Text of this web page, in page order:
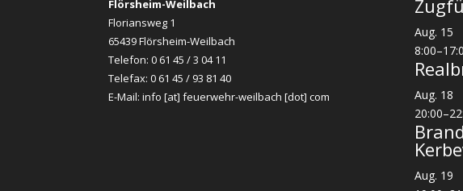
Flörsheim-Weilbach
Floriansweg 1
65439 Flörsheim-Weilbach
Telefon: 0 61 45 / 3 04 11
Telefax: 0 61 45 / 93 81 40
E-Mail:info [at] feuerwehr-weilbach [dot] com
Aug. 15
8:00–
Aug. 18
20:00–
Aug. 19